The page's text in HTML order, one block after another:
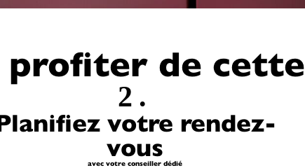
de
2.
votre rendez-
vous
avec votre conseiller dédié